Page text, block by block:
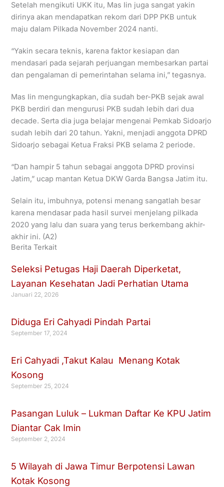
Setelah mengikuti UKK itu, Mas Iin juga sangat yakin
dirinya akan mendapatkan rekom dari DPP PKB untuk
maju dalam Pilkada November 2024 nanti.
“Yakin secara teknis, karena faktor kesiapan dan
mendasari pada sejarah perjuangan membesarkan partai
dan pengalaman di pemerintahan selama ini,” tegasnya.
Mas Iin mengungkapkan, dia sudah ber-PKB sejak awal
PKB berdiri dan mengurusi PKB sudah lebih dari dua
decade. Serta dia juga belajar mengenai Pemkab Sidoarjo
sudah lebih dari 20 tahun. Yakni, menjadi anggota DPRD
Sidoarjo sebagai Ketua Fraksi PKB selama 2 periode.
“Dan hampir 5 tahun sebagai anggota DPRD provinsi
Jatim,” ucap mantan Ketua DKW Garda Bangsa Jatim itu.
Selain itu, imbuhnya, potensi menang sangatlah besar
karena mendasar pada hasil survei menjelang pilkada
2020 yang lalu dan suara yang terus berkembang akhir-
akhir ini. (A2)
Berita Terkait
Seleksi Petugas Haji Daerah Diperketat,
Layanan Kesehatan Jadi Perhatian Utama
Januari 22, 2026
Diduga Eri Cahyadi Pindah Partai
September 17, 2024
Eri Cahyadi ,Takut Kalau Menang Kotak
Kosong
September 25, 2024
Pasangan Luluk – Lukman Daftar Ke KPU Jatim
Diantar Cak Imin
September 2, 2024
5 Wilayah di Jawa Timur Berpotensi Lawan
Kotak Kosong